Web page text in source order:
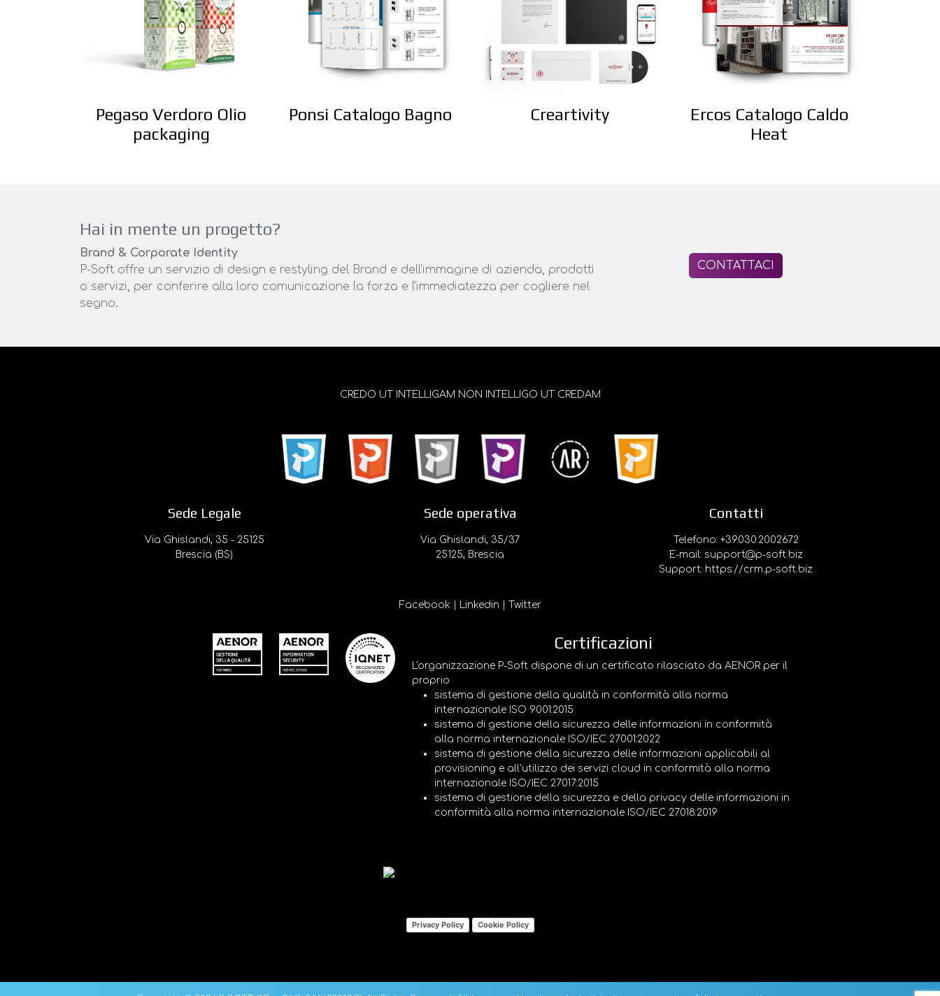
Pegaso Verdoro Olio
packaging
Ponsi Catalogo Bagno Creartivity
Ercos Catalogo Caldo
Heat
Hai in mente un progetto?
Brand & Corporate Identity
P-Soft offre un servizio di design e restyling del Brand e dell’immagine di azienda, prodotti
o servizi, per conferire alla loro comunicazione la forza e l’immediatezza per cogliere nel
segno.
CONTATTACI
CREDO UT INTELLIGAM NON INTELLIGO UT CREDAM
Sede Legale
Via Ghislandi, 35 - 25125
Brescia (BS)
Sede operativa
Via Ghislandi, 35/37
25125, Brescia
Contatti
Telefono: +39.030.2002672
E-mail: support@p-soft.biz
Support: https://crm.p-soft.biz
Facebook Linkedin Twitter
Certificazioni
L'organizzazione P-Soft dispone di un certificato rilasciato da AENOR per il
proprio
sistema di gestione della qualità in conformità alla norma
internazionale ISO 9001:2015
sistema di gestione della sicurezza delle informazioni in conformità
alla norma internazionale ISO/IEC 27001:2022
sistema di gestione della sicurezza delle informazioni applicabili al
provisioning e all'utilizzo dei servizi cloud in conformità alla norma
internazionale ISO/IEC 27017:2015
sistema di gestione della sicurezza e della privacy delle informazioni in
conformità alla norma internazionale ISO/IEC 27018:2019
Privacy Policy Cookie Policy